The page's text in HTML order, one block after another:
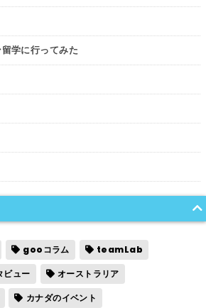
学に行ってみた
gooコラム
teamLab
ビュー
オーストラリア
カナダのイベント